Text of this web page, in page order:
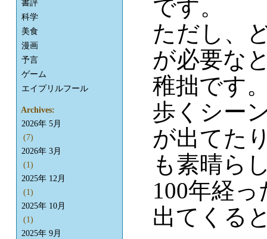
です。
ただし、
が必要な
稚拙です
歩くシー
が出てた
も素晴ら
100年経
出てくる
書評
科学
美食
漫画
予言
ゲーム
エイプリルフール
Archives:
2026年 5月
(7)
2026年 3月
(1)
2025年 12月
(1)
2025年 10月
(1)
2025年 9月